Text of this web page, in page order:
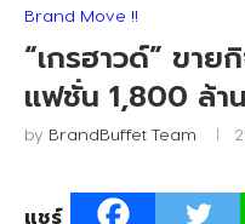
Brand Move !!
“เกรฮาวด์” ขาย
แฟชั่น 1,800 ล้า
by BrandBuffet Team
แชร์